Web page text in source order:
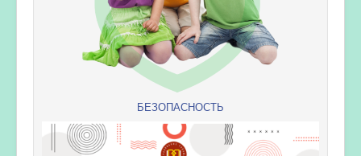
БЕЗОПАСНОСТЬ